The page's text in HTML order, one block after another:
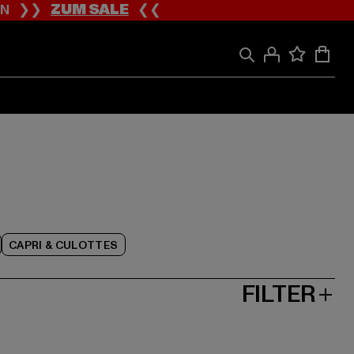
❯❯ZUM SALE❮❮
CAPRI & CULOTTES
FILTER